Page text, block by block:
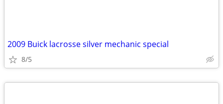
2009 Buick lacrosse silver mechanic special
8/5